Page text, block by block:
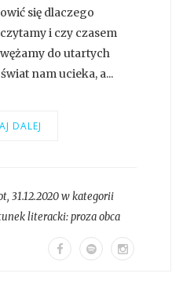
się dlaczego
i czy czasem
do utartych
nam ucieka, a...
DALEJ
, 31.12.2020 w kategorii
literacki:proza obca